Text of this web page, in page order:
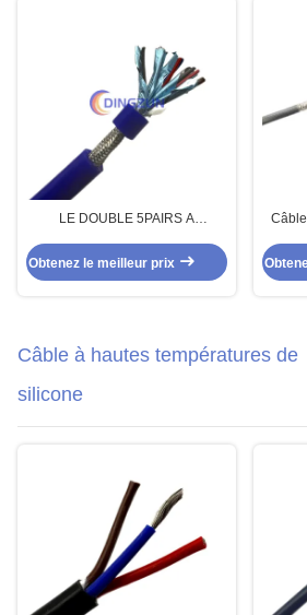
LE DOUBLE 5PAIRS A
D'ÉQUIPEMENT DE PAIRES
Obtenez le meilleur prix
de
Câble à hautes températures de
silicone